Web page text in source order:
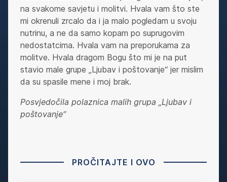
na svakome savjetu i molitvi. Hvala vam što ste
mi okrenuli zrcalo da i ja malo pogledam u svoju
nutrinu, a ne da samo kopam po suprugovim
nedostatcima. Hvala vam na preporukama za
molitve. Hvala dragom Bogu što mi je na put
stavio male grupe „Ljubav i poštovanje“ jer mislim
da su spasile mene i moj brak.
Posvjedočila polaznica malih grupa „Ljubav i
poštovanje“
PROČITAJTE I OVO